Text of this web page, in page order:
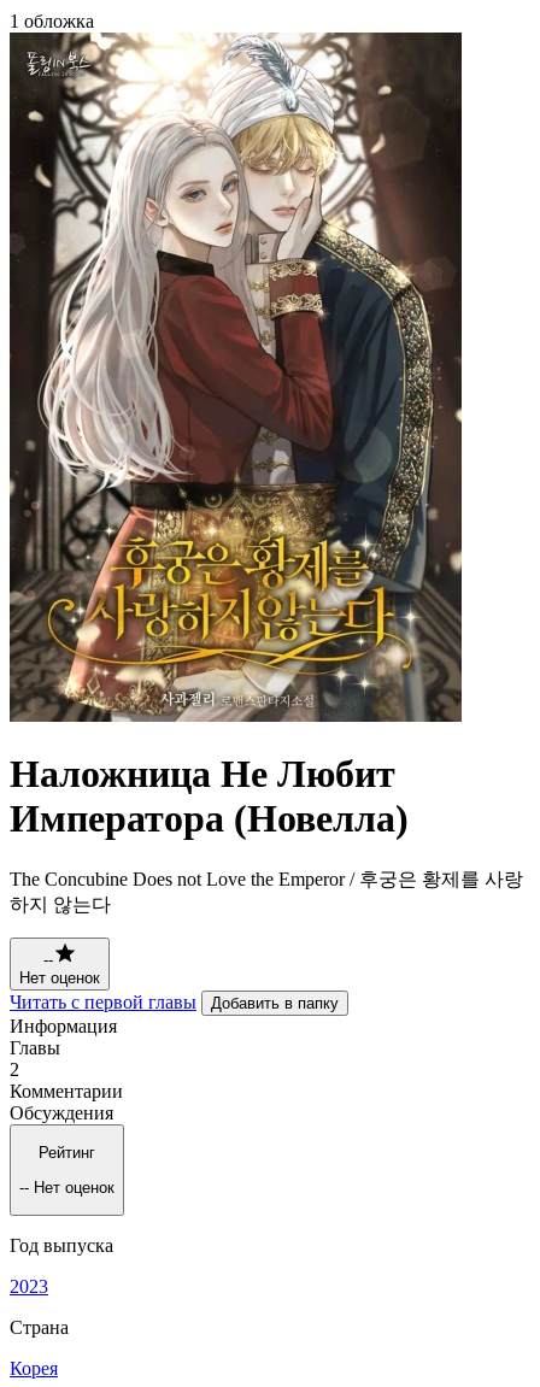
1 обложка
Наложница Не Любит
Императора (Новелла)
The Concubine Does not Love the Emperor / 후궁은 황제를 사랑
하지 않는다
--
Нет оценок
Читать с первой главы Добавить в папку
Информация
Главы
2
Комментарии
Обсуждения
Рейтинг
-- Нет оценок
Год выпуска
2023
Страна
Корея